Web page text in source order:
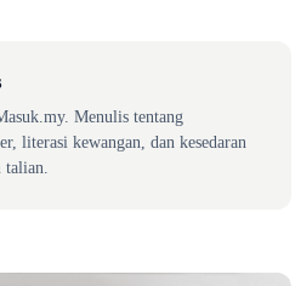
Menulis tentang
literasi kewangan, dan kesedaran